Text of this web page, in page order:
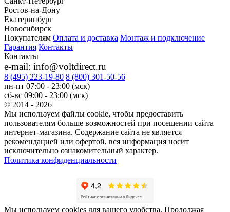
Ростов-на-Дону
Екатеринбург
Новосибирск
Покупателям Оплата и доставка Монтаж и подключение
Гарантия Контакты
Контакты
e-mail: info@voltdirect.ru
8 (495) 223-19-80 8 (800) 301-50-56
пн-пт 07:00 - 23:00 (мск)
сб-вс 09:00 - 23:00 (мск)
© 2014 - 2026
Мы используем файлы cookie, чтобы предоставить
пользователям больше возможностей при посещении сайта
интернет-магазина. Содержание сайта не является
рекомендацией или офертой, вся информация носит
исключительно ознакомительный характер.
Политика конфиденциальности
Мы используем cookies для вашего удобства. Продолжая